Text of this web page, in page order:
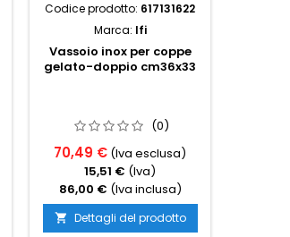
Codice prodotto: 617131622
Marca: Ifi
Vassoio inox per coppe
gelato-doppio cm36x33
(0)
70,49 € (Iva esclusa)
15,51 € (Iva)
86,00 € (Iva inclusa)
 Dettagli del prodotto